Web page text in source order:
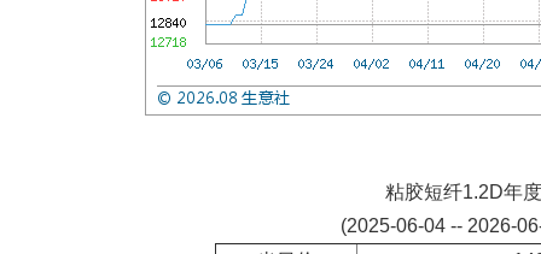
粘胶短纤1.2D年
(2025-06-04 -- 2026-